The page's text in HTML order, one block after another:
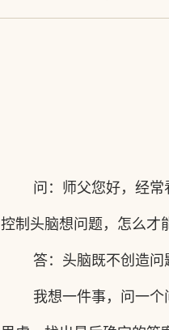
问：师父您好，经
控制头脑想问题，怎么才
答：头脑既不创造问
我想一件事，问一